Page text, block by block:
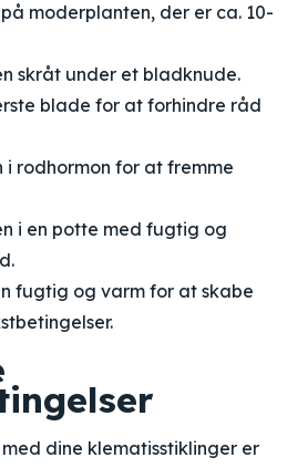
moderplanten, der er ca. 10-
skråt under et bladknude.
blade for at forhindre råd
i rodhormon for at fremme
i en potte med fugtig og
fugtig og varm for at skabe
dine klematisstiklinger er